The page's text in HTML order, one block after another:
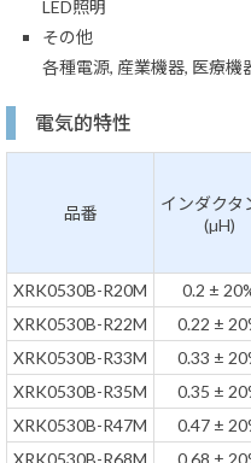
LED照明
その他
各種電源, 産業機器, 医療機
電気的特性
品番
インダクタ
(µH)
XRK0530B-R20M 0.2 ±
XRK0530B-R22M
0.22 ±
XRK0530B-R33M
0.33 ±
XRK0530B-R35M
0.35 ±
XRK0530B-R47M
0.47 ±